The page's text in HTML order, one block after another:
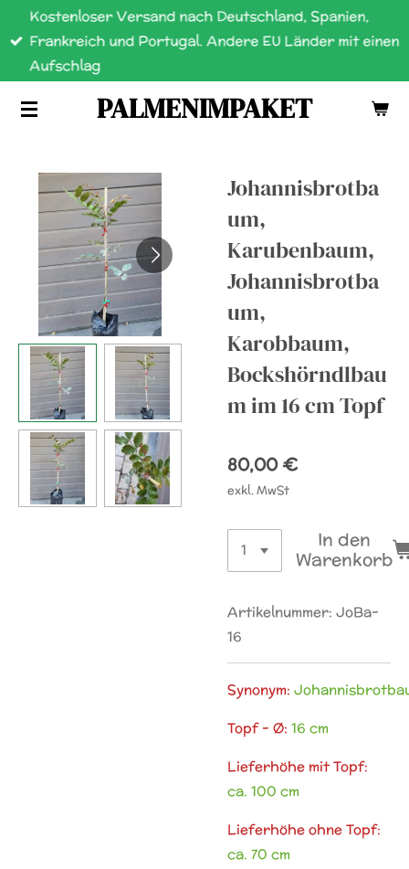
Zum
Hauptinhalt
springen
PALMENIMPAKET
Kostenloser Versand nach Deutschland, Spanien,
Frankreich und Portugal. Andere EU Länder mit einen
Aufschlag
Johannisbrotba
um,
Karubenbaum,
Johannisbrotba
um,
Karobbaum,
Bockshörndlbau
m im 16 cm Topf
80,00 €
exkl. MwSt
In den
Warenkorb
Artikelnummer: JoBa-
16
Synonym:
Topf - Ø: 16 cm
Lieferhöhe mit Topf:
ca. 100 cm
Lieferhöhe ohne Topf:
ca. 70 cm